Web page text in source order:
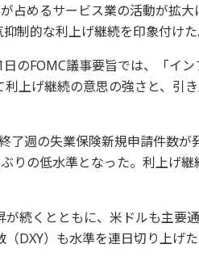
占めるサービス業の活動が拡
制的な利上げ継続を印象付けた
のFOMC議事要旨では、「イ
利上げ継続の意思の強さと、引
了週の失業保険新規申請件数
りの低水準となった。利上げ
が続くとともに、米ドルも主要
（DXY）も水準を連日切り上げ